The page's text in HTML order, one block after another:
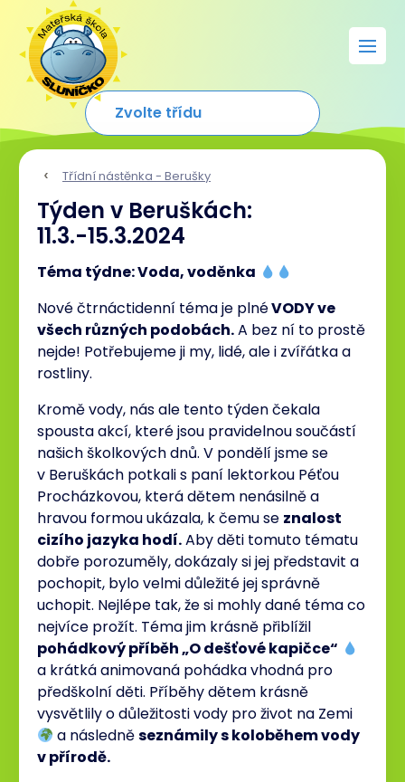
Třídní nástěnka - Berušky
Týden v Beruškách:
11.3.-15.3.2024
Téma týdne: Voda, voděnka
Nové čtrnáctidenní téma je plnéVODY ve
všech různých podobách.A bez ní to prostě
nejde! Potřebujeme ji my, lidé, ale i zvířátka a
rostliny.
Kromě vody, nás ale tento týden čekala
spousta akcí, které jsou pravidelnou součástí
našich školkových dnů. V pondělí jsme se
v Beruškách potkali s paní lektorkou Péťou
Procházkovou, která dětem nenásilně a
hravou formou ukázala, k čemu se znalost
cizího jazyka hodí.Aby děti tomuto tématu
dobře porozuměly, dokázaly si jej představit a
pochopit, bylo velmi důležité jej správně
uchopit. Nejlépe tak, že si mohly dané téma co
nejvíce prožít. Téma jim krásně přiblížil
pohádkový příběh „O dešťové kapičce“
a krátká animovaná pohádka vhodná pro
předškolní děti. Příběhy dětem krásně
vysvětlily o důležitosti vody pro život na Zemi
a následněseznámily s koloběhem vody
v přírodě.